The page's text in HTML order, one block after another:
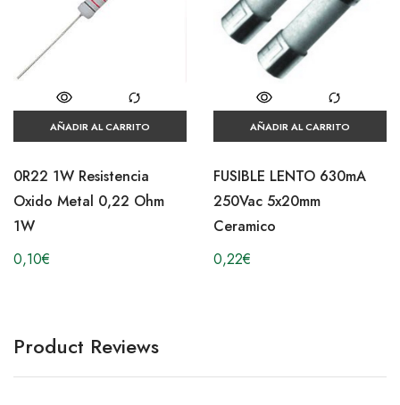
AÑADIR AL CARRITO
0R22 1W Resistencia
Oxido Metal 0,22 Ohm
1W
0,10€
AÑADIR AL CARRITO
FUSIBLE LENTO 630mA
250Vac 5x20mm
Ceramico
0,22€
Product Reviews